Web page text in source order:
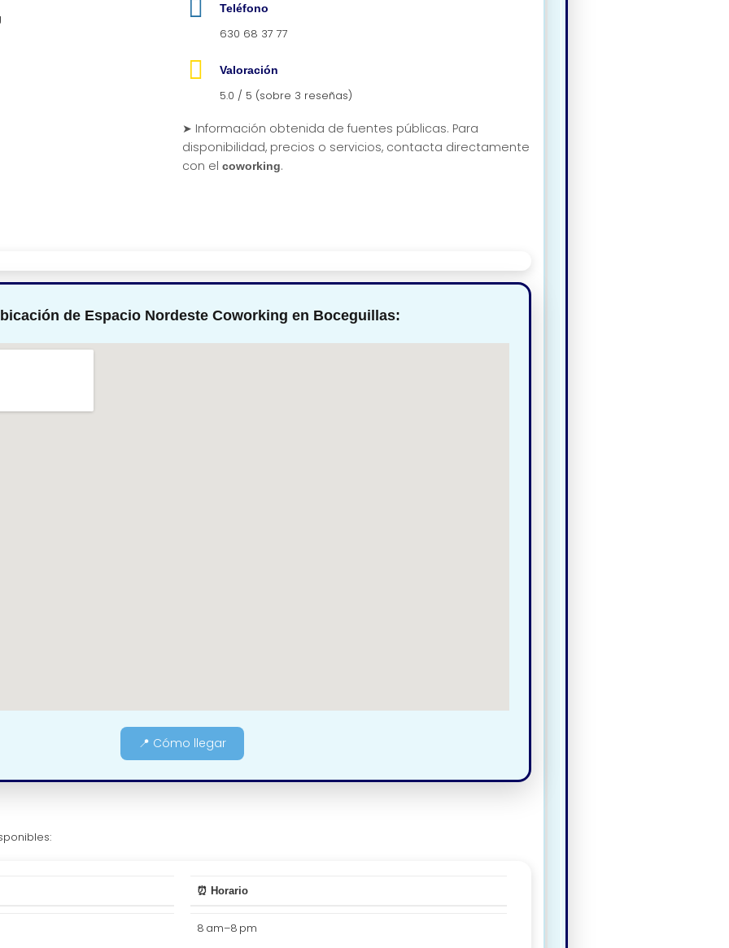
Teléfono
630 68 37 77
Valoración
5.0 / 5 (sobre 3 reseñas)
➤ Información obtenida de fuentes públicas. Para
disponibilidad, precios o servicios, contacta directamente
con el coworking.
de Espacio Nordeste Coworking en Boceguillas:
📍 Cómo llegar
⏰ Horario
8 am–8 pm